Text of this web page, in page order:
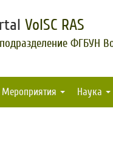
VolSC RAS
ФГБУН
Мероприятия Наука